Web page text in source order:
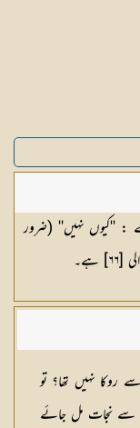
: ''کیوں نہیں'' (ضرور
[٦٦] ہے۔
نہیں تھا؟ تو
سے نجات مل جائے